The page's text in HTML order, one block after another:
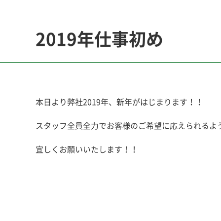
2019年仕事初め
本日より弊社2019年、新年がはじまります！！
スタッフ全員全力でお客様のご希望に応えられるよ
宜しくお願いいたします！！